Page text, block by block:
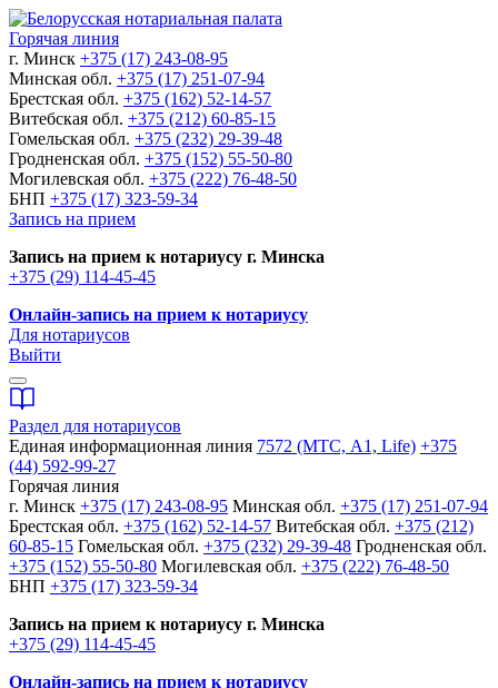
Горячая линия
г. Минск +375 (17) 243-08-95
Минская обл. +375 (17) 251-07-94
Брестская обл. +375 (162) 52-14-57
Витебская обл. +375 (212) 60-85-15
Гомельская обл. +375 (232) 29-39-48
Гродненская обл. +375 (152) 55-50-80
Могилевская обл. +375 (222) 76-48-50
БНП +375 (17) 323-59-34
Запись на прием
Запись на прием к нотариусу г. Минска
+375 (29) 114-45-45
Онлайн-запись на прием к нотариусу
Для нотариусов
Выйти
Раздел для нотариусов
Единая информационная линия 7572 (МТС, A1, Life) +375
(44) 592-99-27
Горячая линия
г. Минск +375 (17) 243-08-95 Минская обл. +375 (17) 251-07-94
Брестская обл. +375 (162) 52-14-57 Витебская обл. +375 (212)
60-85-15 Гомельская обл. +375 (232) 29-39-48 Гродненская обл.
+375 (152) 55-50-80 Могилевская обл. +375 (222) 76-48-50
БНП +375 (17) 323-59-34
Запись на прием к нотариусу г. Минска
+375 (29) 114-45-45
Онлайн-запись на прием к нотариусу